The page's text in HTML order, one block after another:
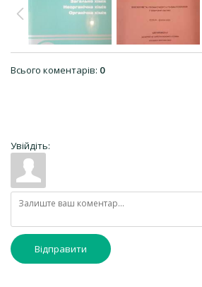
Всього коментарів: 0
Увійдіть:
Відправити